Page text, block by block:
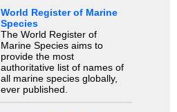
World Register of Marine
Species
The World Register of
Marine Species aims to
provide the most
authoritative list of names of
all marine species globally,
ever published.